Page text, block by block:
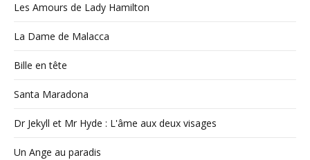
Les Amours de Lady Hamilton
La Dame de Malacca
Bille en tête
Santa Maradona
Dr Jekyll et Mr Hyde : L'âme aux deux visages
Un Ange au paradis